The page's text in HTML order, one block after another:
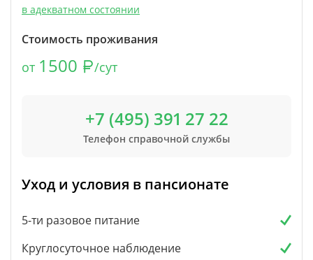
в адекватном состоянии
Стоимость проживания
от 1500 /сут
+7 (495) 391 27 22
Телефон справочной службы
Уход и условия в пансионате
5-ти разовое питание
Круглосуточное наблюдение